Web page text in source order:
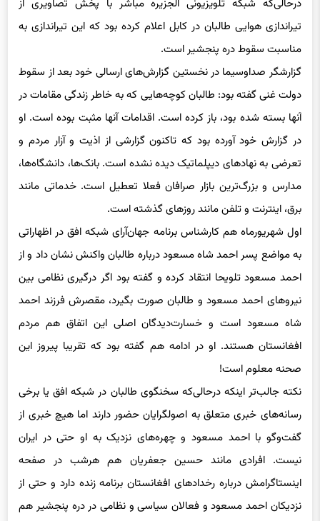
تیراندازی هوایی طالبان در کابل اعلام کرده بود که این تیراندازی به
مناسبت سقوط دره پنجشیر است.
گزارشگر صداوسیما در نخستین گزارش‌های ارسالی خود بعد از سقوط
دولت غنی گفته بود: طالبان کوچه‌هایی که به خاطر زندگی مقامات در
آنها بسته شده بود، باز کرده است. اقدامات آنها مثبت بوده است. او
در گزارش خود آورده بود که تاکنون گزارشی از اذیت و آزار مردم و
تعرضی به نهادهای دیپلماتیک دیده نشده است. بانک‌ها، دانشگاه‌ها،
مدارس و بزرگ‌ترین بازار صرافان فعلا تعطیل است. خدماتی مانند
برق، اینترنت و تلفن مانند روزهای گذشته است.
اول شهریورماه هم کارشناس برنامه جهان‌آرای شبکه افق در اظهاراتی
به مواضع پسر احمد شاه مسعود درباره طالبان واکنش نشان داد و از
احمد مسعود تلویحا انتقاد کرده و گفته بود اگر درگیری نظامی بین
نیروهای احمد مسعود و طالبان صورت بگیرد، مقصرش فرزند احمد
شاه مسعود است و خسارت‌دیدگان اصلی این اتفاق هم مردم
افغانستان هستند. او در ادامه هم گفته بود که تقریبا پیروز این
صحنه معلوم است!
نکته جالب‌تر اینکه درحالی‌که سخنگوی طالبان در شبکه افق یا برخی
رسانه‌های خبری متعلق به اصولگرایان حضور دارند اما هیچ خبری از
گفت‌وگو با احمد مسعود و چهره‌های نزدیک به او حتی در ایران
نیست. افرادی مانند حسین جعفریان‌ هم هرشب در صفحه
اینستاگرامش درباره رخدادهای افغانستان برنامه زنده دارد و حتی از
نزدیکان احمد مسعود و فعالان سیاسی و نظامی در دره پنجشیر هم
برای حضور در برنامه زنده دعوت به عمل می‌آورد.